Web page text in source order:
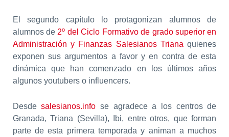
El segundo capítulo lo protagonizan alumnos de
alumnos de 2º del Ciclo Formativo de grado superior en
Administración y Finanzas Salesianos Triana quienes
exponen sus argumentos a favor y en contra de esta
dinámica que han comenzado en los últimos años
algunos youtubers o influencers.
Desdesalesianos.info se agradece a los centros de
Granada, Triana (Sevilla), Ibi, entre otros, que forman
parte de esta primera temporada y animan a muchos